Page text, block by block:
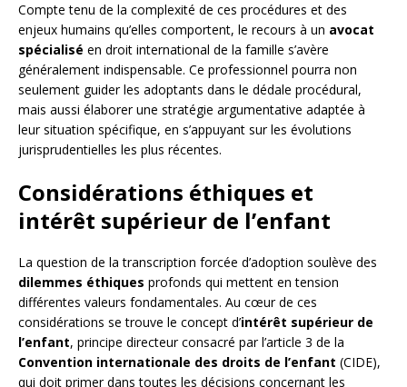
Compte tenu de la complexité de ces procédures et des
enjeux humains qu’elles comportent, le recours à un avocat
spécialisé en droit international de la famille s’avère
généralement indispensable. Ce professionnel pourra non
seulement guider les adoptants dans le dédale procédural,
mais aussi élaborer une stratégie argumentative adaptée à
leur situation spécifique, en s’appuyant sur les évolutions
jurisprudentielles les plus récentes.
Considérations éthiques et
intérêt supérieur de l’enfant
La question de la transcription forcée d’adoption soulève des
dilemmes éthiques profonds qui mettent en tension
différentes valeurs fondamentales. Au cœur de ces
considérations se trouve le concept d’intérêt supérieur de
l’enfant, principe directeur consacré par l’article 3 de la
Convention internationale des droits de l’enfant (CIDE),
qui doit primer dans toutes les décisions concernant les